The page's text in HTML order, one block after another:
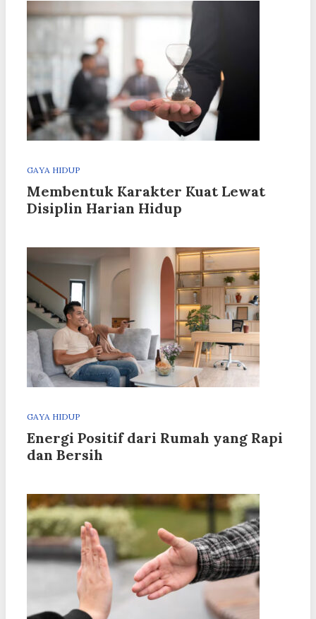
GAYA HIDUP
Membentuk Karakter Kuat Lewat
Disiplin Harian Hidup
GAYA HIDUP
Energi Positif dari Rumah yang Rapi
dan Bersih